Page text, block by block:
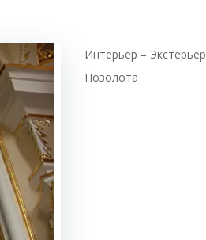
Интерьер – Экстерьер
Позолота